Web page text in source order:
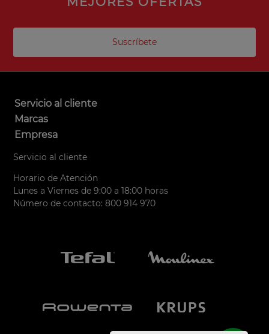
Suscríbete
Servicio al cliente
Marcas
Empresa
Servicio al cliente
Horario de Atención
Lunes a Viernes de 9:00 a 18:00 horas
Número de contacto: 800 914 970